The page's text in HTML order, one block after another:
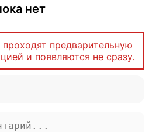
нет
предварительную
и появляются не сразу.